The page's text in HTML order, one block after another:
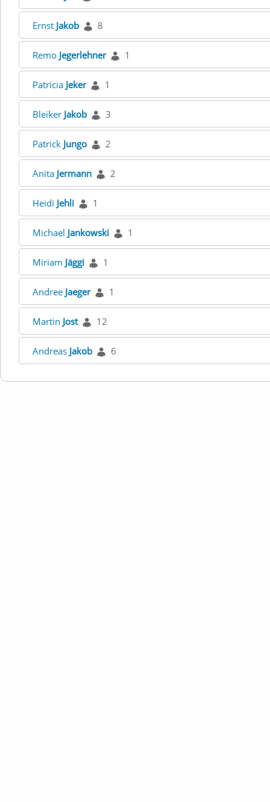
Ernst Jakob 8
Remo Jegerlehner 1
Patricia Jeker 1
Bleiker Jakob 3
Patrick Jungo 2
Anita Jermann 2
Heidi Jehli 1
Michael Jankowski 1
Miriam Jäggi 1
Andree Jaeger 1
Martin Jost 12
Andreas Jakob 6